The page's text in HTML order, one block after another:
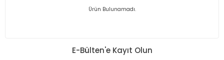
Ürün Bulunamadı.
E-Bülten'e Kayıt Olun